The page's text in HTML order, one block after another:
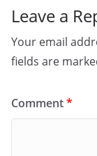
Leave a
Your email
fields are
Comment*